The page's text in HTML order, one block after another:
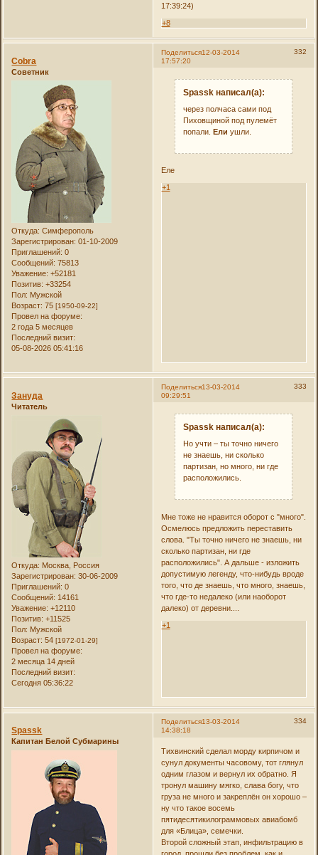
17:39:24)
+8
Поделиться 332
12-03-2014
17:57:20
Cobra
Советник
Откуда: Симферополь
Зарегистрирован: 01-10-2009
Приглашений: 0
Сообщений: 75813
Уважение: +52181
Позитив: +33254
Пол: Мужской
Возраст: 75[1950-09-22]
Провел на форуме:
2 года 5 месяцев
Последний визит:
05-08-2026 05:41:16
Spassk написал(а):
через полчаса сами под
Пиховщиной под пулемёт
попали.Ели ушли.
Еле
+1
Поделиться 333
13-03-2014
09:29:51
Зануда
Читатель
Откуда: Москва, Россия
Зарегистрирован: 30-06-2009
Приглашений: 0
Сообщений: 14161
Уважение: +12110
Позитив: +11525
Пол: Мужской
Возраст: 54[1972-01-29]
Провел на форуме:
2 месяца 14 дней
Последний визит:
Сегодня 05:36:22
Spassk написал(а):
Но учти – ты точно ничего
не знаешь, ни сколько
партизан, но много, ни где
расположились.
Мне тоже не нравится оборот с "много".
Осмелюсь предложить переставить
слова. "Ты точно ничего не знаешь, ни
сколько партизан, ни где
расположились". А дальше - изложить
допустимую легенду, что-нибудь вроде
того, что де знаешь, что много, знаешь,
что где-то недалеко (или наоборот
далеко) от деревни....
+1
Поделиться 334
13-03-2014
14:38:18
Spassk
Капитан Белой Субмарины
Тихвинский сделал морду кирпичом и
сунул документы часовому, тот глянул
одним глазом и вернул их обратно. Я
тронул машину мягко, слава богу, что
груза не много и закреплён он хорошо –
ну что такое восемь
пятидесятикилограммовых авиабомб
для «Блица», семечки.
Второй сложный этап, инфильтрацию в